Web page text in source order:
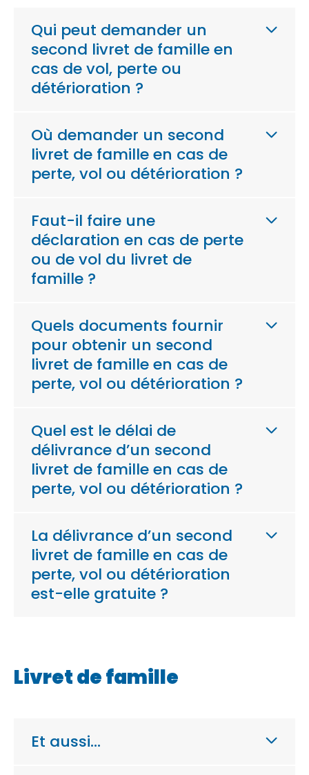
Qui peut demander un
second livret de famille en
cas de vol, perte ou
détérioration ?
Où demander un second
livret de famille en cas de
perte, vol ou détérioration ?
Faut-il faire une
déclaration en cas de perte
ou de vol du livret de
famille ?
Quels documents fournir
pour obtenir un second
livret de famille en cas de
perte, vol ou détérioration ?
Quel est le délai de
délivrance d’un second
livret de famille en cas de
perte, vol ou détérioration ?
La délivrance d’un second
livret de famille en cas de
perte, vol ou détérioration
est-elle gratuite ?
Livret de famille
Et aussi…